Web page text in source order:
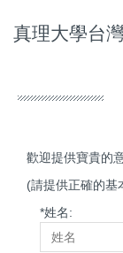
到
真理大學台
歡迎提供寶貴的
(請提供正確的基
*姓名: